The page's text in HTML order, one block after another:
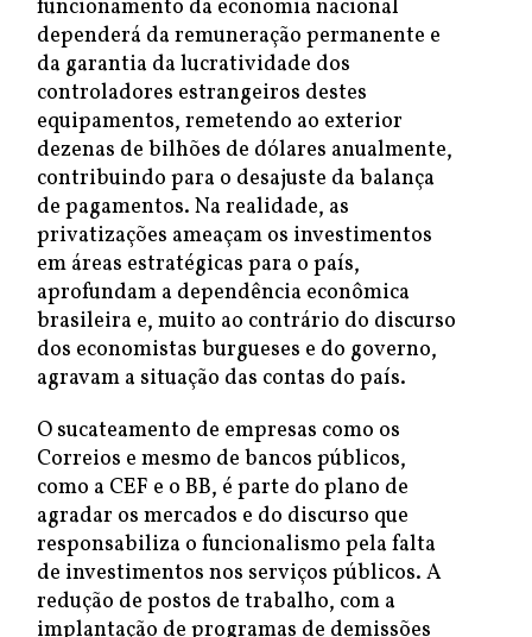
funcionamento da economia nacional
dependerá da remuneração permanente e
da garantia da lucratividade dos
controladores estrangeiros destes
equipamentos, remetendo ao exterior
dezenas de bilhões de dólares anualmente,
contribuindo para o desajuste da balança
de pagamentos. Na realidade, as
privatizações ameaçam os investimentos
em áreas estratégicas para o país,
aprofundam a dependência econômica
brasileira e, muito ao contrário do discurso
dos economistas burgueses e do governo,
agravam a situação das contas do país.
O sucateamento de empresas como os
Correios e mesmo de bancos públicos,
como a CEF e o BB, é parte do plano de
agradar os mercados e do discurso que
responsabiliza o funcionalismo pela falta
de investimentos nos serviços públicos. A
redução de postos de trabalho, com a
implantação de programas de demissões